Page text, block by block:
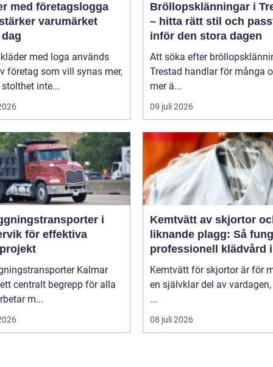
med företagslogga
varumärket
med loga används
företag som vill synas mer,
inte...
Bröllopsklänningar i
– hitta rätt stil och
inför den stora dagen
Att söka efter
Trestad handlar för många
mer ä...
09 juli 2026
i
för effektiva
Kalmar
centralt begrepp för alla
m...
Kemtvätt av skjortor
liknande plagg: Så
professionell klädvård i
praktiken
Kemtvätt för skjortor är för
en självklar del av
...
08 juli 2026